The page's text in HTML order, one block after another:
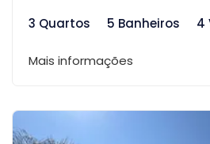
3 Quartos
5 Banheiros 4
Mais informações